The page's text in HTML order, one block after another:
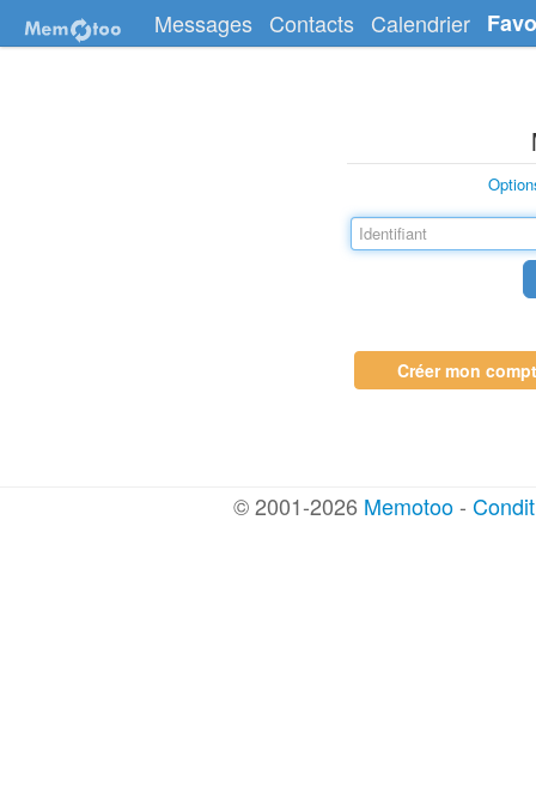
Messages Contacts Calendrier
Créer mon
© 2001-2026 Memotoo-